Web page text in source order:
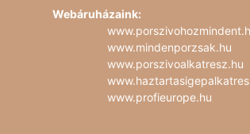
Webáruházaink:
www.mindenporzsak.hu
www.porszivoalkatresz.hu
www.profieurope.hu